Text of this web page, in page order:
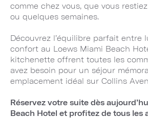
comme chez vous, que vous
ou quelques semaines.
Découvrez l’équilibre parfait entre
confort au Loews Miami Beach
kitchenette offrent toutes les
avez besoin pour un séjour
emplacement idéal sur Collins
Réservez votre suite dès
Beach Hotel et profitez de tous les